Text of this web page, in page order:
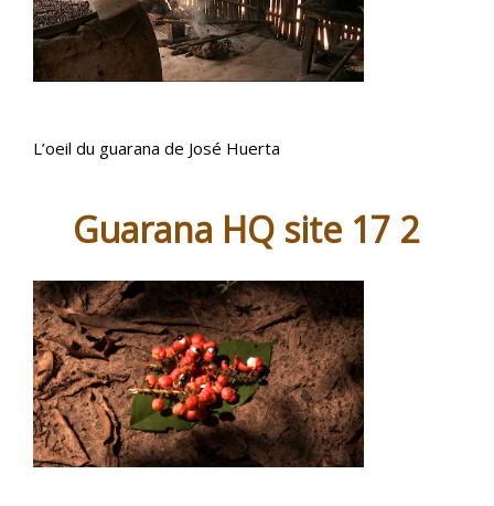
L’oeil du guarana de José Huerta
Guarana HQ site 17 2